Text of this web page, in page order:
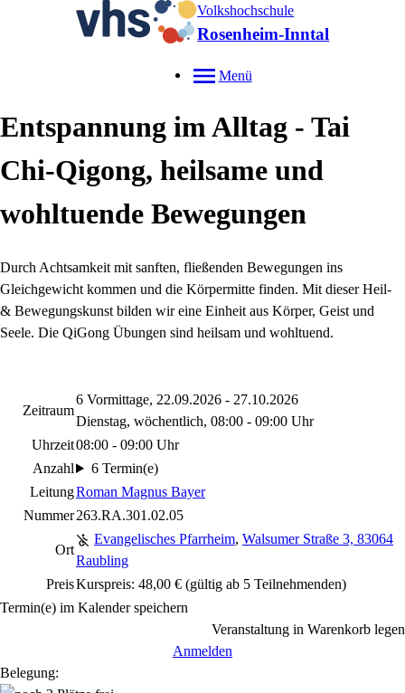
Volkshochschule
Rosenheim-Inntal
Menü
Entspannung im Alltag - Tai
Chi-Qigong, heilsame und
wohltuende Bewegungen
Durch Achtsamkeit mit sanften, fließenden Bewegungen ins
Gleichgewicht kommen und die Körpermitte finden. Mit dieser Heil-
& Bewegungskunst bilden wir eine Einheit aus Körper, Geist und
Seele. Die QiGong Übungen sind heilsam und wohltuend.
Zeitraum
6 Vormittage, 22.09.2026 - 27.10.2026
Dienstag, wöchentlich, 08:00 - 09:00 Uhr
Uhrzeit08:00 - 09:00 Uhr
Anzahl
6 Termin(e)
LeitungRoman Magnus Bayer
Nummer263.RA.301.02.05
Ort
Evangelisches Pfarrheim, Walsumer Straße 3, 83064
Raubling
PreisKurspreis: 48,00 € (gültig ab 5 Teilnehmenden)
Termin(e) im Kalender speichern
Veranstaltung in Warenkorb legen
Anmelden
Belegung: